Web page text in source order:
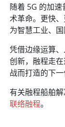
随着 5G 的加
术革命。更快
为智慧工业、
凭借边缘运算
创新，融程走
战而打造的下一
有关融程船舶
联络融程。